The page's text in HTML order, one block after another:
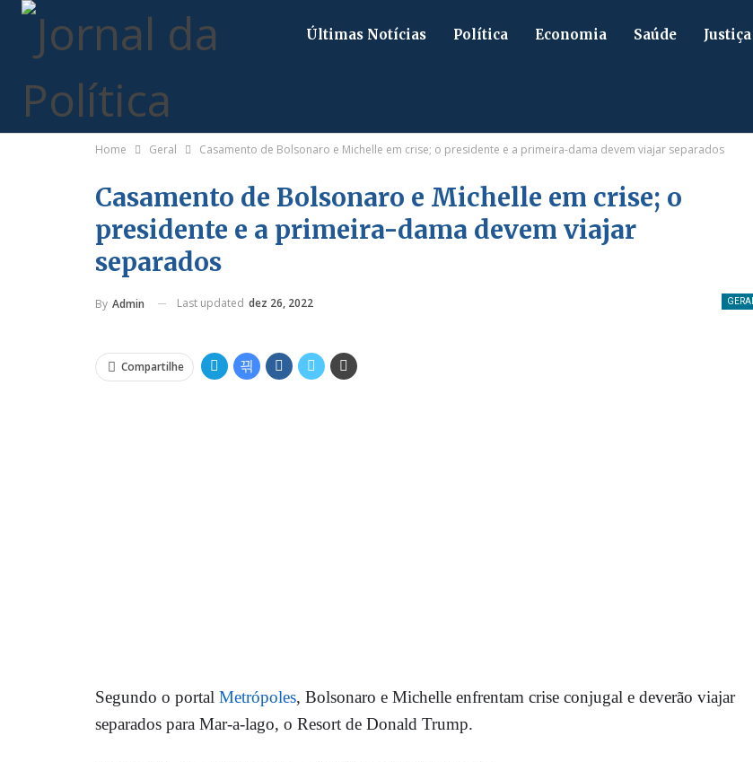
Últimas Notícias Política Economia Saúde Justiça
Home Geral Casamento de Bolsonaro e Michelle em crise; o presidente e a primeira-dama devem viajar separados
Casamento de Bolsonaro e Michelle em crise; o
presidente e a primeira-dama devem viajar
separados
GERAL
By Admin Last updated dez 26, 2022
Compartilhe
Segundo o portal Metrópoles, Bolsonaro e Michelle enfrentam crise conjugal e deverão viajar
separados para Mar-a-lago, o Resort de Donald Trump.